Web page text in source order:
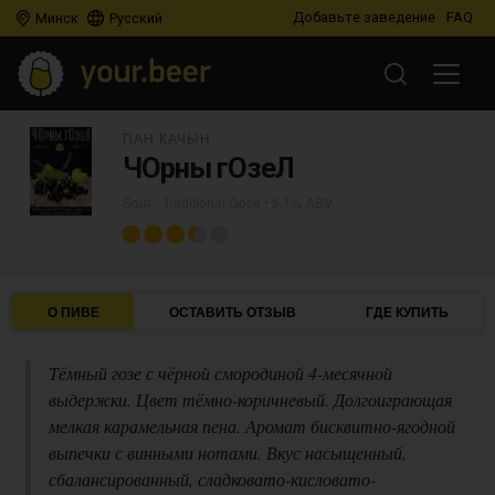
Минск Русский Добавьте заведение FAQ
ЧОрны гОзеЛ
О ПИВЕ ОСТАВИТЬ ОТЗЫВ ГДЕ КУПИТЬ
Тёмный гозе с чёрной смородиной 4-месячной
выдержки. Цвет тёмно-коричневый. Долгоиграющая
мелкая карамельная пена. Аромат бисквитно-ягодной
выпечки с винными нотами. Вкус насыщенный,
сбалансированный, сладковато-кисловато-